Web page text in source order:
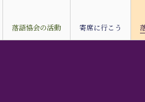
落語協会の活動 寄席に行こう